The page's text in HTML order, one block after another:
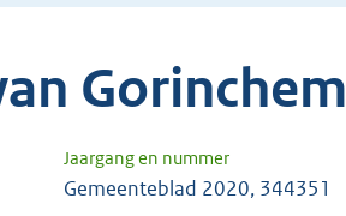
Gorinchem
Jaargang en nummer
Gemeenteblad 2020, 344351